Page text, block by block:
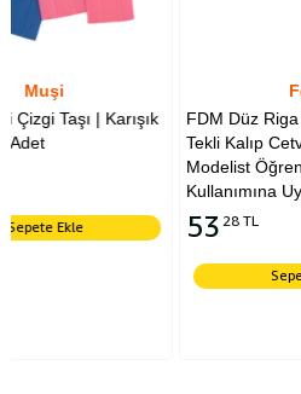
FDM Düz Riga Cetveli Tahta
Tekli Kalıp Cetveli Terzi
Modelist Öğrenci Atölye
Kullanımına Uygun
5328 TL
Sepete Ekle